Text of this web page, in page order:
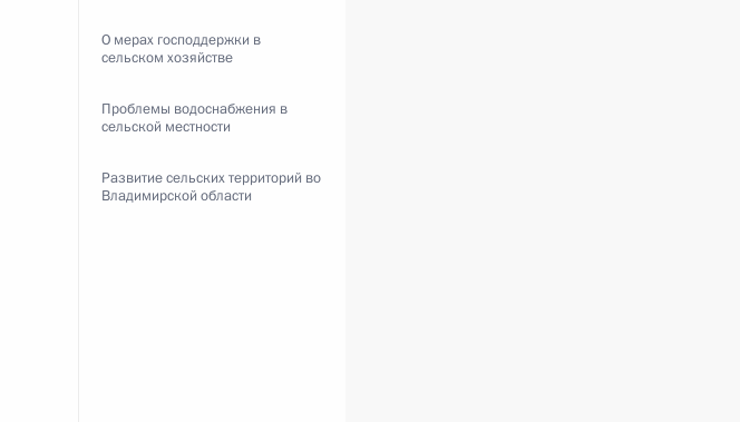
О мерах господдержки в
сельском хозяйстве
Проблемы водоснабжения в
сельской местности
Развитие сельских территорий во
Владимирской области